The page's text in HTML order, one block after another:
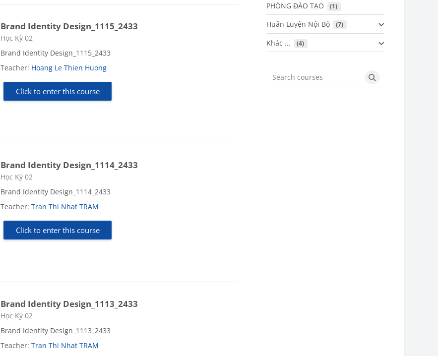
Brand Identity Design_1115_2433
Course category
Học Kỳ 02
Brand Identity Design_1115_2433
Teacher: Hoang Le Thien Huong
Click to enter this course
Brand Identity Design_1114_2433
Course category
Học Kỳ 02
Brand Identity Design_1114_2433
Teacher:Tran Thi Nhat TRAM
Click to enter this course
Brand Identity Design_1113_2433
Course category
Học Kỳ 02
Brand Identity Design_1113_2433
Teacher:Tran Thi Nhat TRAM
PHÒNG ĐÀO TẠO (1)
Huấn Luyện Nội Bộ (7)
Khác ... (4)
Search courses Search courses